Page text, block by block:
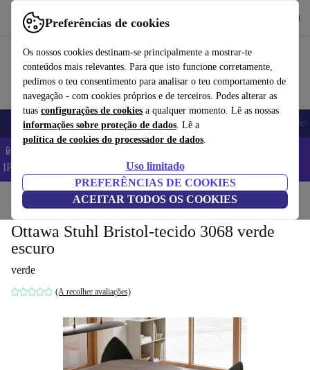
Preferências de cookies
Os nossos cookies destinam-se principalmente a mostrar-te
conteúdos mais relevantes. Para que isto funcione corretamente,
pedimos o teu consentimento para analisar o teu comportamento de
navegação - com cookies próprios e de terceiros. Podes alterar as
tuas configurações de cookies a qualquer momento. Lê as nossas
informações sobre proteção de dados. Lê a
política de cookies do processador de dados.
Uso limitado
PREFERÊNCIAS DE COOKIES
ACEITAR TODOS OS COOKIES
Use o refurbed de forma rápida e fácil
Telemóveis Computadores Portáteis Tablets
📱 Poupa 5% EXTRA em todos os iPhones – Código:
IPHONEDEAL –
Início Casa Móveis
Ottawa Stuhl Bristol-tecido 3068 verde
escuro
verde
(A recolher avaliações)